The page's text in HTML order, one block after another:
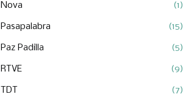
Nova (1)
Pasapalabra (15)
Paz Padilla (5)
RTVE (9)
TDT (7)